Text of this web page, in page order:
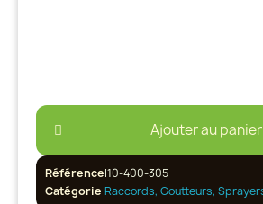
Ajouter au panier
RéférenceI10-400-305
Catégorie Raccords, Goutteurs,